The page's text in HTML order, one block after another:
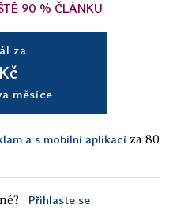
90 % ČLÁNKU
za
měsíce
a s mobilní aplikací za 80
Přihlaste se